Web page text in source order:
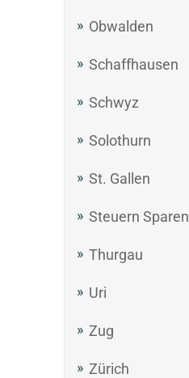
Obwalden
Schaffhausen
Schwyz
Solothurn
St. Gallen
Steuern Sparen
Thurgau
Uri
Zug
Zürich